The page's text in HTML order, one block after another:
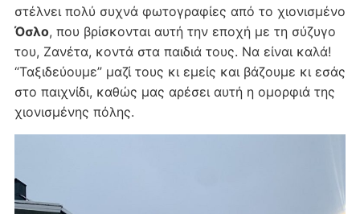
στέλνει πολύ συχνά φωτογραφίες από το χιονισμένο
Όσλο, που βρίσκονται αυτή την εποχή με τη σύζυγο
του, Ζανέτα, κοντά στα παιδιά τους. Να είναι καλά!
“Ταξιδεύουμε” μαζί τους κι εμείς και βάζουμε κι εσάς
στο παιχνίδι, καθώς μας αρέσει αυτή η ομορφιά της
χιονισμένης πόλης.